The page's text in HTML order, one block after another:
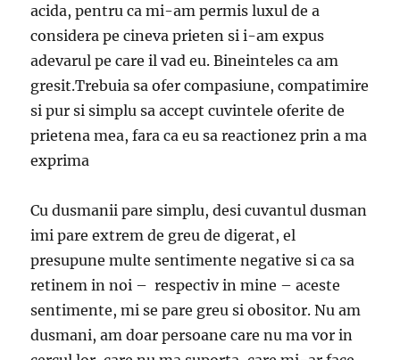
acida, pentru ca mi-am permis luxul de a
considera pe cineva prieten si i-am expus
adevarul pe care il vad eu. Bineinteles ca am
gresit.Trebuia sa ofer compasiune, compatimire
si pur si simplu sa accept cuvintele oferite de
prietena mea, fara ca eu sa reactionez prin a ma
exprima
Cu dusmanii pare simplu, desi cuvantul dusman
imi pare extrem de greu de digerat, el
presupune multe sentimente negative si ca sa
retinem in noi – respectiv in mine – aceste
sentimente, mi se pare greu si obositor. Nu am
dusmani, am doar persoane care nu ma vor in